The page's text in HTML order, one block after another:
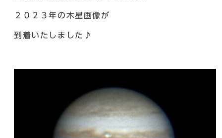
２０２３年の木星画像が
到着いたしました♪